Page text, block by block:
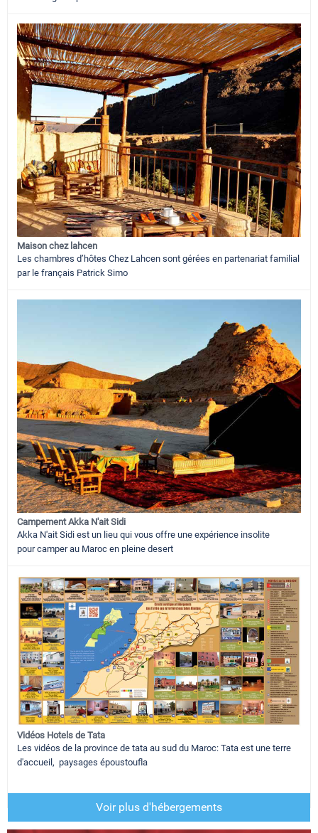
Maison chez lahcen
Les chambres d’hôtes Chez Lahcen sont gérées en partenariat familial
par le français Patrick Simo
Campement Akka N'ait Sidi
Akka N'ait Sidi est un lieu qui vous offre une expérience insolite
pour camper au Maroc en pleine desert
Vidéos Hotels de Tata
Les vidéos de la province de tata au sud du Maroc: Tata est une terre
d'accueil, paysages époustoufla
Voir plus d'hébergements